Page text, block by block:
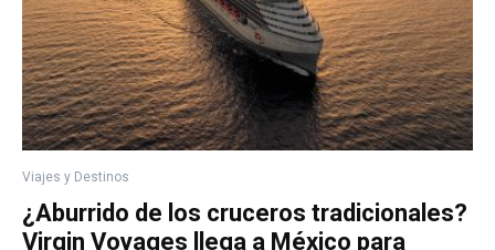
Viajes y Destinos
¿Aburrido de los cruceros tradicionales?
Virgin Voyages llega a México para